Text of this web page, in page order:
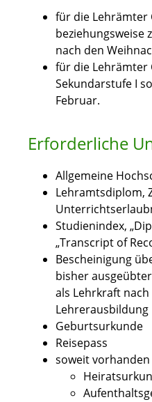
für die Lehrämter
beziehungsweise
nach den
für die Lehrämter
Sekundarstufe I
Februar.
Erforderliche
Allgemeine
Lehramtsdiplom,
Studienindex,
„Transcript of
Bescheinigung
bisher
als Lehrkraft
Lehrerausbildung
Geburtsurkunde
Reisepass
soweit vorhanden